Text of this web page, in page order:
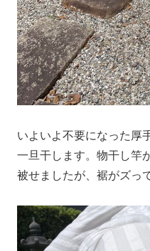
いよいよ不要になった厚
一旦干します。物干し竿
被せましたが、裾がズっ